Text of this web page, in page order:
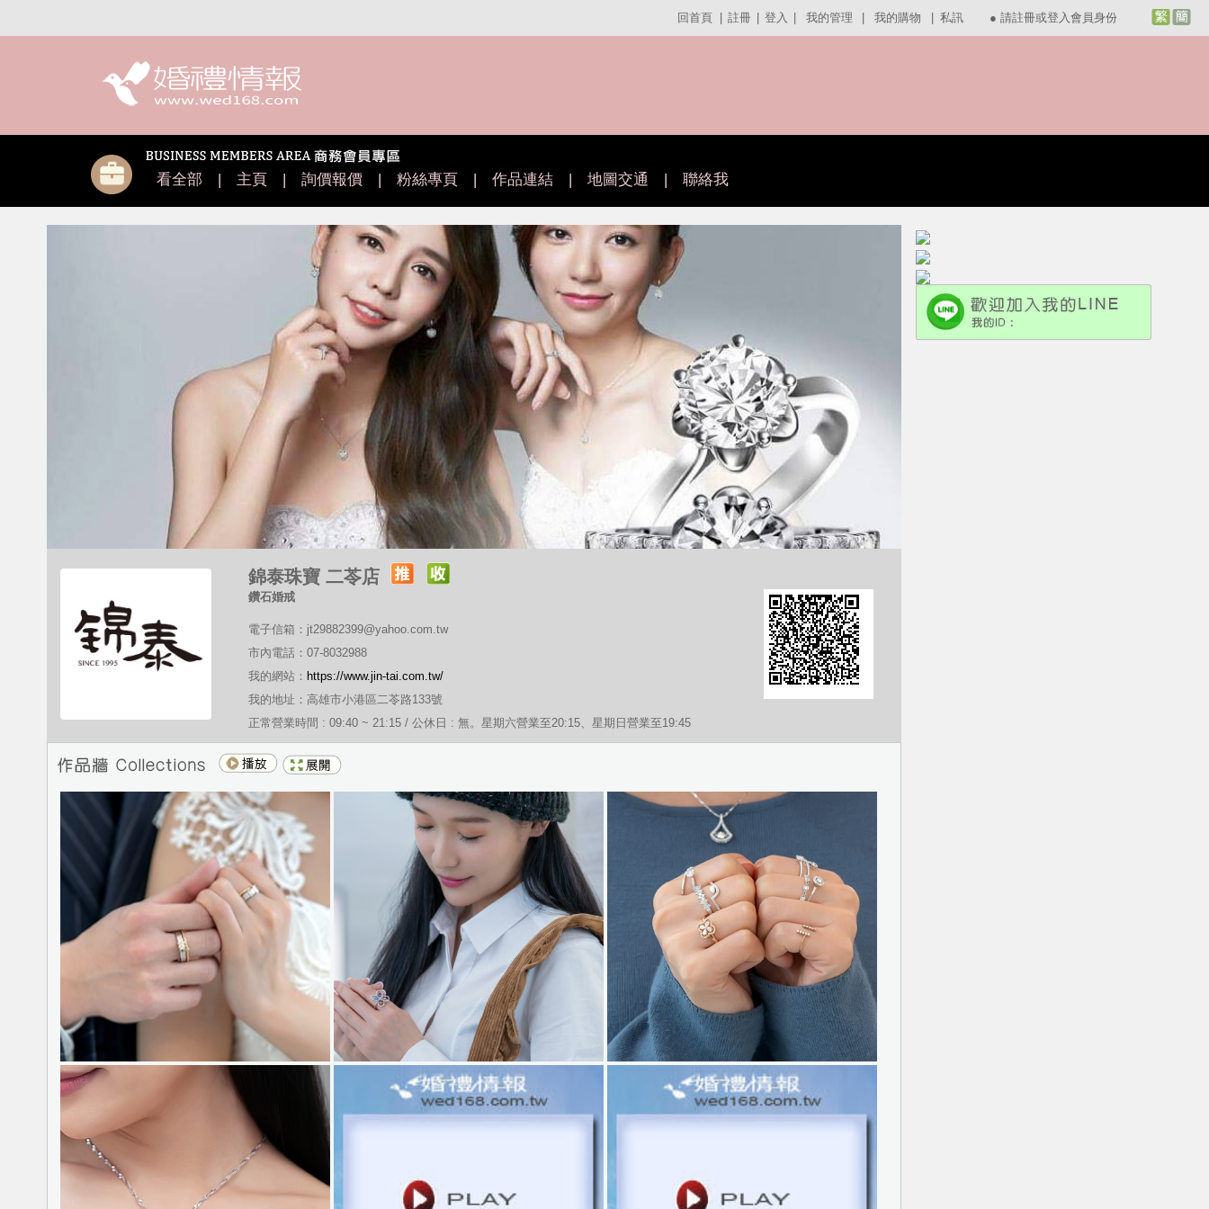
回首頁 註冊 登入 我的管理 我的購物 私訊 ● 請註冊或登入會員身份
看全部 | 主頁 | 詢價報價 | 粉絲專頁 | 作品連結 | 地圖交通 | 聯絡我
錦泰珠寶 二苓店
鑽石婚戒
電子信箱：jt29882399@yahoo.com.tw
市內電話：07-8032988
我的網站： https://www.jin-tai.com.tw/
我的地址：高雄市小港區二苓路133號
正常營業時間 : 09:40 ~ 21:15 / 公休日 : 無。星期六營業至20:15、星期日營業至19:45